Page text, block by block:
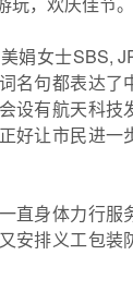
娟女士SBS,
名句都表达了
设有航天科技
好让市民进一
直身体力行服
安排义工包装